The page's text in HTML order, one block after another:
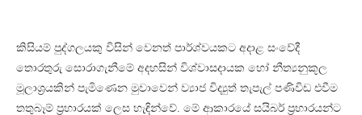
කිසියම් පුද්ගලයකු විසින් වෙනත් පාර්ශ්වයකට අදාළ සංවේදී
තොරතුරු සොරාගැනීමේ අදහසින් විශ්වාසදායක හෝ නීත්‍යනුකූල
මූලාශ්‍රයකින් පැමිණෙන මුවාවෙන් ව්‍යාජ විද්‍යුත් තැපැල් පණිවිඩ එවීම
තතුබෑම් ප්‍රහාරයක් ලෙස හැඳින්වේ. මේ ආකාරයේ සයිබර් ප්‍රහාරයන්ට